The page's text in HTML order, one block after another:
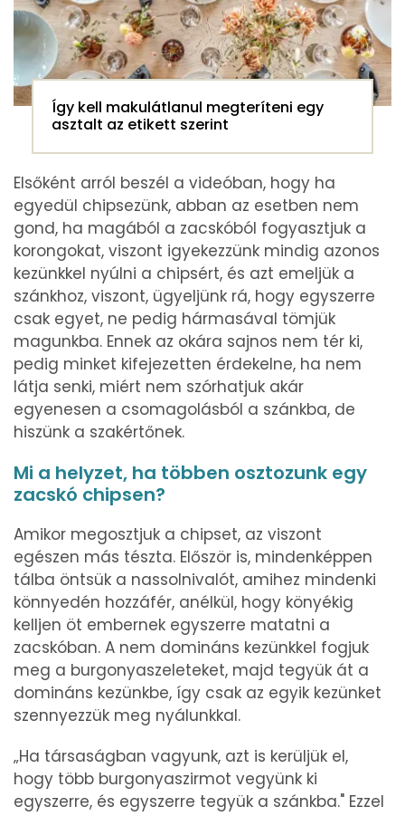
Így kell makulátlanul megteríteni egy
asztalt az etikett szerint
Elsőként arról beszél a videóban, hogy ha
egyedül chipsezünk, abban az esetben nem
gond, ha magából a zacskóból fogyasztjuk a
korongokat, viszont igyekezzünk mindig azonos
kezünkkel nyúlni a chipsért, és azt emeljük a
szánkhoz, viszont, ügyeljünk rá, hogy egyszerre
csak egyet, ne pedig hármasával tömjük
magunkba. Ennek az okára sajnos nem tér ki,
pedig minket kifejezetten érdekelne, ha nem
látja senki, miért nem szórhatjuk akár
egyenesen a csomagolásból a szánkba, de
hiszünk a szakértőnek.
Mi a helyzet, ha többen osztozunk egy
zacskó chipsen?
Amikor megosztjuk a chipset, az viszont
egészen más tészta. Először is, mindenképpen
tálba öntsük a nassolnivalót, amihez mindenki
könnyedén hozzáfér, anélkül, hogy könyékig
kelljen öt embernek egyszerre matatni a
zacskóban. A nem domináns kezünkkel fogjuk
meg a burgonyaszeleteket, majd tegyük át a
domináns kezünkbe, így csak az egyik kezünket
szennyezzük meg nyálunkkal.
„Ha társaságban vagyunk, azt is kerüljük el,
hogy több burgonyaszirmot vegyünk ki
egyszerre, és egyszerre tegyük a szánkba." Ezzel